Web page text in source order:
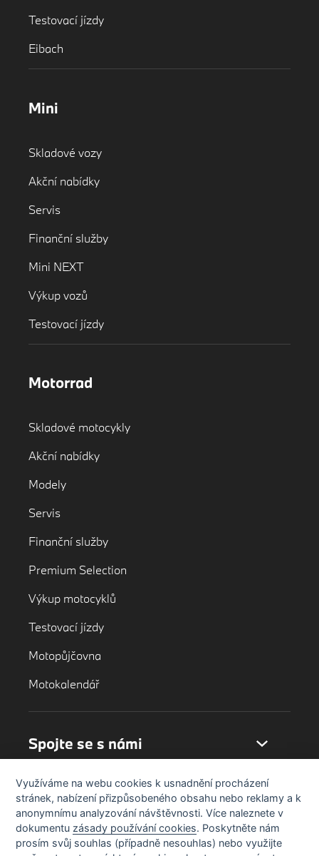
Testovací jízdy
Eibach
Mini
Skladové vozy
Akční nabídky
Servis
Finanční služby
Mini NEXT
Výkup vozů
Testovací jízdy
Motorrad
Skladové motocykly
Akční nabídky
Modely
Servis
Finanční služby
Premium Selection
Výkup motocyklů
Testovací jízdy
Motopůjčovna
Motokalendář
Spojte se s námi
Využíváme na webu cookies k usnadnění procházení
stránek, nabízení přizpůsobeného obsahu nebo reklamy a k
anonymnímu analyzování návštěvnosti. Více naleznete v
dokumentu zásady používání cookies. Poskytněte nám
prosím svůj souhlas (případně nesouhlas) nebo využijte